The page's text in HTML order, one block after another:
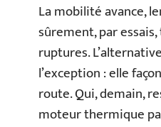
La mobilité avance,
sûrement, par
ruptures.
l’exception : elle
route. Qui, demain,
moteur thermique